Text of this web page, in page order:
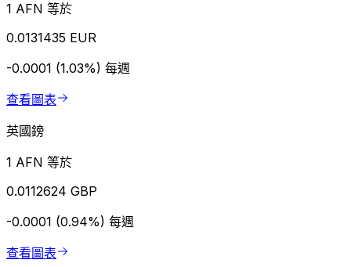
1 AFN 等於
0.0131435 EUR
-0.0001 (1.03%) 每週
查看圖表
英國鎊
1 AFN 等於
0.0112624 GBP
-0.0001 (0.94%) 每週
查看圖表